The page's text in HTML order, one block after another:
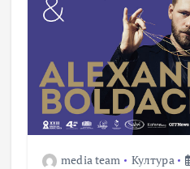
media team Култура